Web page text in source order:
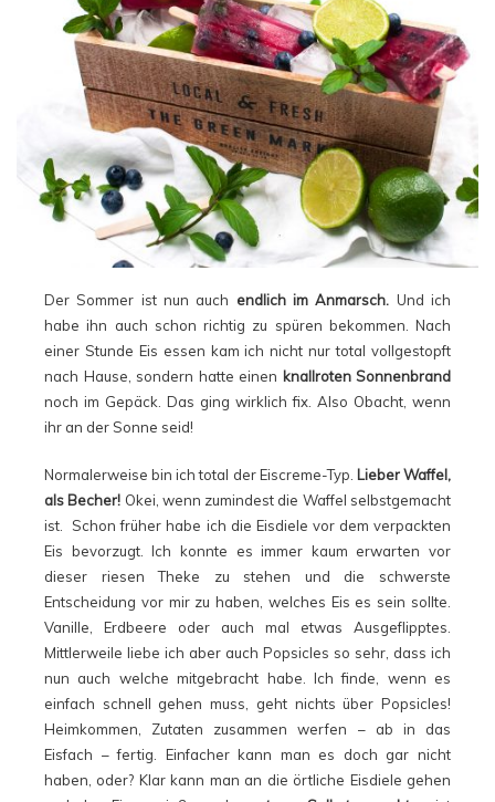
Der Sommer ist nun auch endlich im Anmarsch. Und ich
habe ihn auch schon richtig zu spüren bekommen. Nach
einer Stunde Eis essen kam ich nicht nur total vollgestopft
nach Hause, sondern hatte einen knallroten Sonnenbrand
noch im Gepäck. Das ging wirklich fix. Also Obacht, wenn
ihr an der Sonne seid!
Normalerweise bin ich total der Eiscreme-Typ. Lieber Waffel,
als Becher! Okei, wenn zumindest die Waffel selbstgemacht
ist. Schon früher habe ich die Eisdiele vor dem verpackten
Eis bevorzugt. Ich konnte es immer kaum erwarten vor
dieser riesen Theke zu stehen und die schwerste
Entscheidung vor mir zu haben, welches Eis es sein sollte.
Vanille, Erdbeere oder auch mal etwas Ausgeflipptes.
Mittlerweile liebe ich aber auch Popsicles so sehr, dass ich
nun auch welche mitgebracht habe. Ich finde, wenn es
einfach schnell gehen muss, geht nichts über Popsicles!
Heimkommen, Zutaten zusammen werfen – ab in das
Eisfach – fertig. Einfacher kann man es doch gar nicht
haben, oder? Klar kann man an die örtliche Eisdiele gehen